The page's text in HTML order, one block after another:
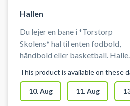
Hallen
Du lejer en bane i *Torstorp
Skolens* hal til enten fodbold,
håndbold eller basketball.
benyttes til badminton. Der er net,
mål og kurve til rådighed. Der er
mulighed for omklædning og
This product is available on these
10. Aug 11. Aug